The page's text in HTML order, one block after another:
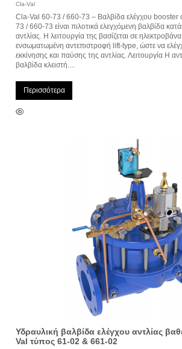
Cla-Val
Cla-Val 60-73 / 660-73 – Βαλβίδα ελέγχου booster
73 / 660-73 είναι πιλοτικά ελεγχόμενη βαλβίδα
αντλίας. Η λειτουργία της βασίζεται σε
ενσωματωμένη αντεπιστροφή lift-type, ώστε να
εκκίνησης και παύσης της αντλίας. Λειτουργία Η
βαλβίδα κλειστή....
Περισσότερα
Υδραυλική βαλβίδα ελέγχου αντλίας
Val τύπος 61-02 & 661-02